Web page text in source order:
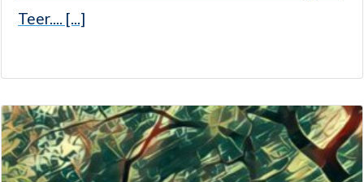
Teer.... [...]